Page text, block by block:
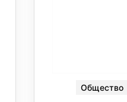
Общество